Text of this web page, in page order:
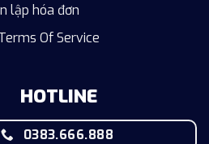
lập hóa đơn
Of Service
HOTLINE
0383.666.888